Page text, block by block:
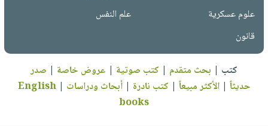
علوم عسكرية
علم النفس
قانون
كتب | بحث متقدم | كتب صوتية | عروض خاصة | صدر
حديثاً |الأكثر مبيعاً | كتب نادرة |أبحاث ودراسات |
English
books